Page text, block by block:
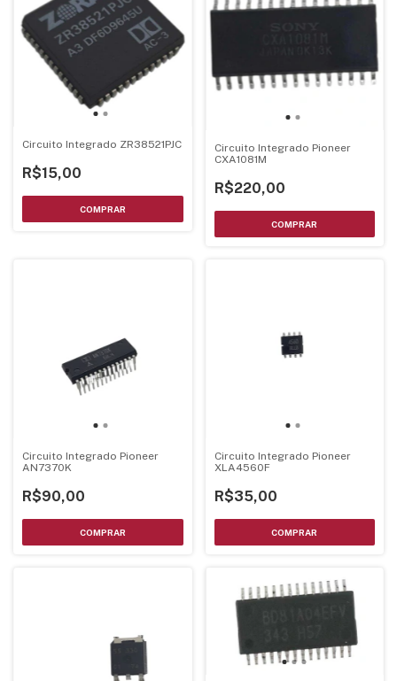
Circuito Integrado ZR38521PJC
R$15,00
Circuito Integrado Pioneer
CXA1081M
R$220,00
Circuito Integrado Pioneer
AN7370K
R$90,00
Circuito Integrado Pioneer
XLA4560F
R$35,00